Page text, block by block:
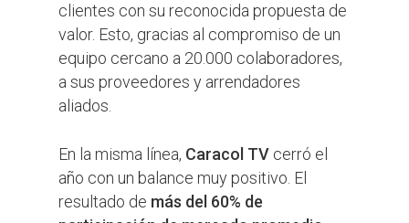
clientes con su reconocida propuesta de
valor. Esto, gracias al compromiso de un
equipo cercano a 20.000 colaboradores,
a sus proveedores y arrendadores
aliados.
En la misma línea, Caracol TV cerró el
año con un balance muy positivo. El
resultado de más del 60% de